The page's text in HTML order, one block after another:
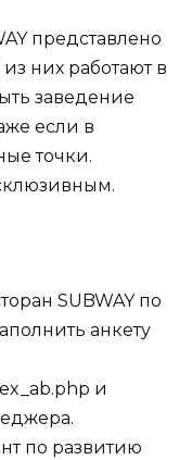
представлено
них работают в
заведение
если в
точки.
SUBWAY по
анкету
и
по развитию